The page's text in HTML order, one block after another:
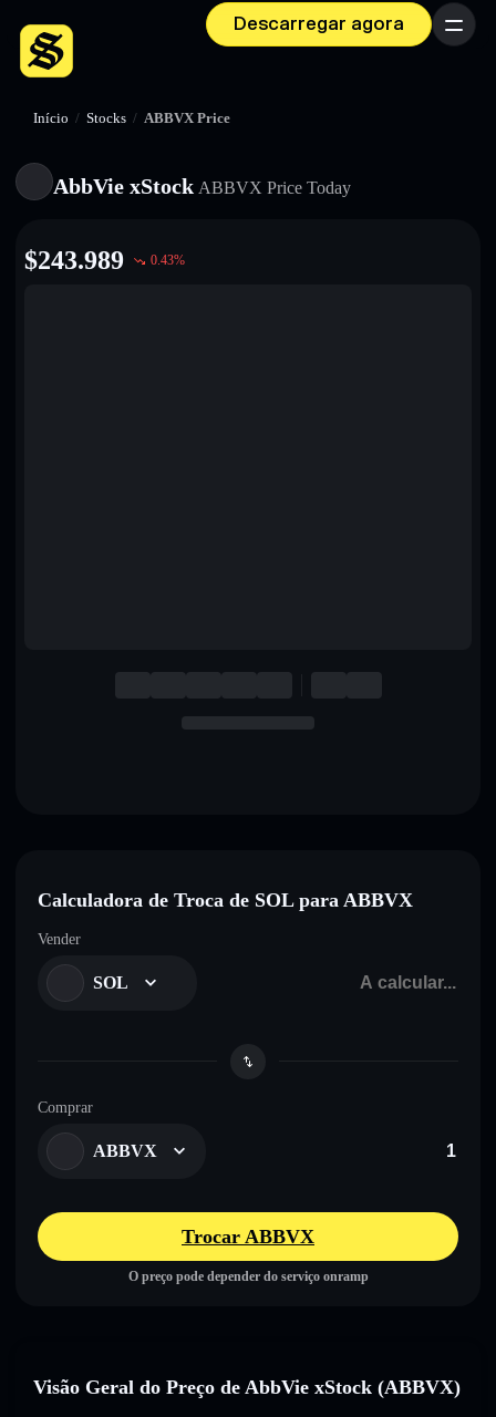
Descarregar agora Menu
Início / Stocks / ABBVX Price
AbbVie xStock ABBVX Price Today
$243.989 0.43%
Calculadora de Troca de SOL para ABBVX
Vender
SOL
Comprar
ABBVX
Trocar ABBVX
O preço pode depender do serviço onramp
Visão Geral do Preço de AbbVie xStock (ABBVX)